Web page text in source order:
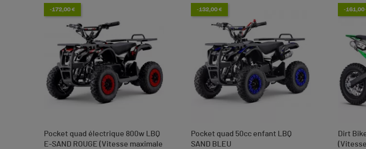
-172,00 €
Pocket quad électrique 800w LBQ
E-SAND ROUGE (Vitesse maximale
-132,00 €
Pocket quad 50cc enfant LBQ
SAND BLEU
-161,00
Dirt